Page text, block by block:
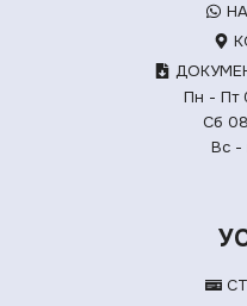
Пн - Пт
Сб
Вс -